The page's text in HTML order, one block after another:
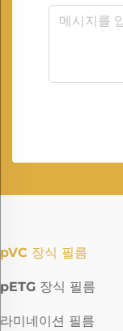
pVC 장식 필름
pETG 장식 필름
라미네이션 필름